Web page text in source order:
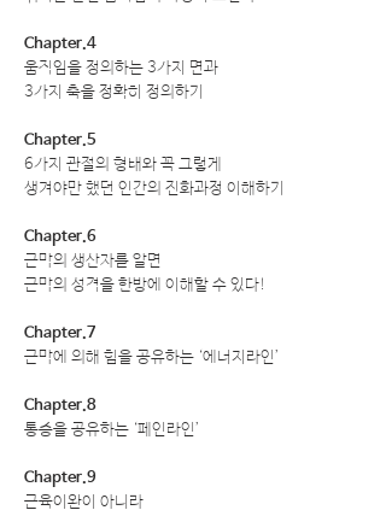
Chapter.4
움직임을 정의하는 3가지 면과
3가지 축을 정확히 정의하기
Chapter.5
6가지 관절의 형태와 꼭 그렇게
생겨야만 했던 인간의 진화과정 이해하기
Chapter.6
근막의 생산자를 알면
근막의 성격을 한방에 이해할 수 있다!
Chapter.7
근막에 의해 힘을 공유하는 ‘에너지라인’
Chapter.8
통증을 공유하는 ‘페인라인’
Chapter.9
근육이완이 아니라